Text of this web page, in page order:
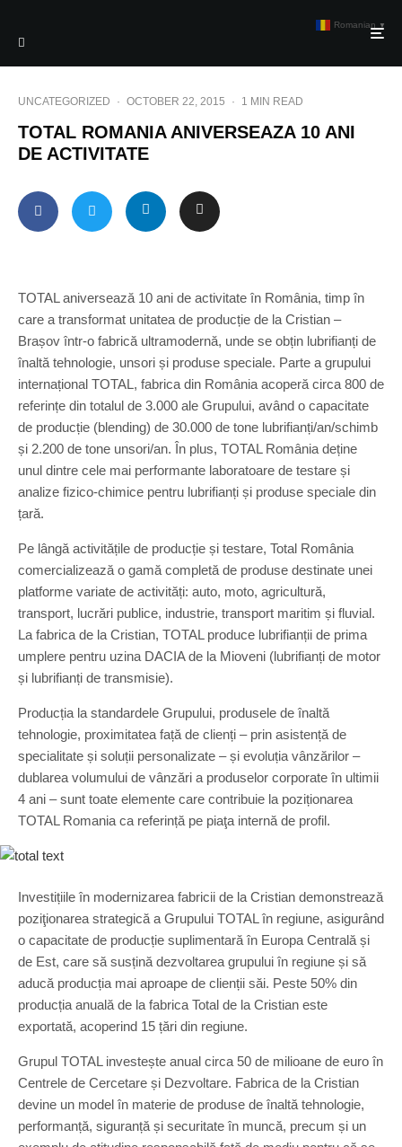
UNCATEGORIZED · OCTOBER 22, 2015 · 1 MIN READ
TOTAL ROMANIA ANIVERSEAZA 10 ANI
DE ACTIVITATE
TOTAL aniversează 10 ani de activitate în România, timp în
care a transformat unitatea de producție de la Cristian –
Brașov într-o fabrică ultramodernă, unde se obțin lubrifianți de
înaltă tehnologie, unsori și produse speciale. Parte a grupului
internațional TOTAL, fabrica din România acoperă circa 800 de
referințe din totalul de 3.000 ale Grupului, având o capacitate
de producție (blending) de 30.000 de tone lubrifianți/an/schimb
și 2.200 de tone unsori/an. În plus, TOTAL România deține
unul dintre cele mai performante laboratoare de testare și
analize fizico-chimice pentru lubrifianți și produse speciale din
țară.
Pe lângă activitățile de producție și testare, Total România
comercializează o gamă completă de produse destinate unei
platforme variate de activități: auto, moto, agricultură,
transport, lucrări publice, industrie, transport maritim și fluvial.
La fabrica de la Cristian, TOTAL produce lubrifianții de prima
umplere pentru uzina DACIA de la Mioveni (lubrifianți de motor
și lubrifianți de transmisie).
Producția la standardele Grupului, produsele de înaltă
tehnologie, proximitatea față de clienți – prin asistență de
specialitate și soluții personalizate – și evoluția vânzărilor –
dublarea volumului de vânzări a produselor corporate în ultimii
4 ani – sunt toate elemente care contribuie la poziționarea
TOTAL Romania ca referință pe piaţa internă de profil.
Investițiile în modernizarea fabricii de la Cristian demonstrează
poziţionarea strategică a Grupului TOTAL în regiune, asigurând
o capacitate de producție suplimentară în Europa Centrală și
de Est, care să susțină dezvoltarea grupului în regiune și să
aducă producția mai aproape de clienții săi. Peste 50% din
producția anuală de la fabrica Total de la Cristian este
exportată, acoperind 15 țări din regiune.
Grupul TOTAL investește anual circa 50 de milioane de euro în
Centrele de Cercetare și Dezvoltare. Fabrica de la Cristian
devine un model în materie de produse de înaltă tehnologie,
performanță, siguranță și securitate în muncă, precum și un
Romanian ▼